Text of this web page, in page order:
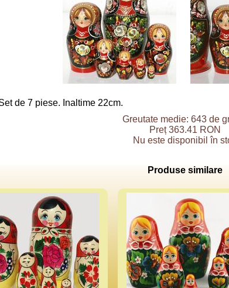
de 7 piese. Inaltime 22cm.
Greutate medie: 643 de
Preț 363.41 RON
Nu este disponibil în
Produse similare